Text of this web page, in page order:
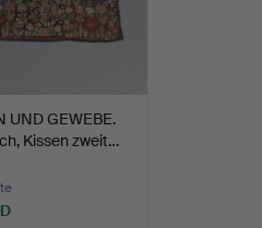
UND GEWEBE.
Kissen zweit…